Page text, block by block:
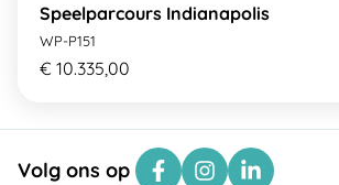
Speelparcours Indianapolis
WP-P151
€ 10.335,00
Volg ons op